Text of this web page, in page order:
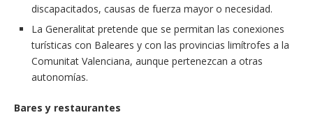
discapacitados, causas de fuerza mayor o necesidad.
La Generalitat pretende que se permitan las conexiones
turísticas con Baleares y con las provincias limítrofes a la
Comunitat Valenciana, aunque pertenezcan a otras
autonomías.
Bares y restaurantes